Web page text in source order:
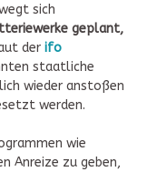
sich
geplant,
der ifo
staatliche
wieder anstoßen
werden.
wie
Anreize zu geben,